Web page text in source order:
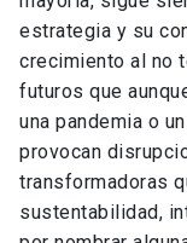
estrategia y su
crecimiento al no
futuros que
una pandemia o
provocan
transformadoras
sustentabilidad,